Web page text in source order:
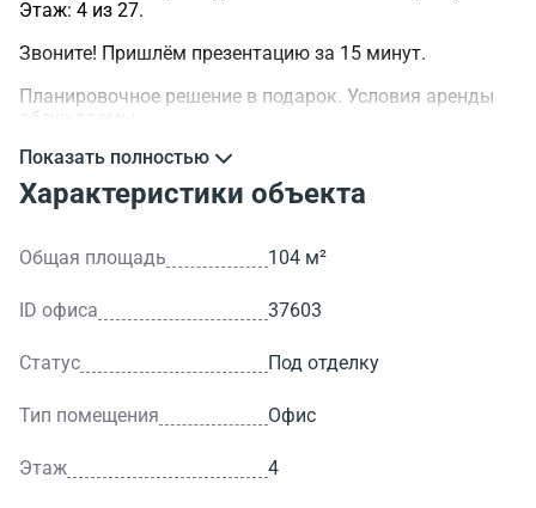
Этаж: 4 из 27.
Звоните! Пришлём презентацию за 15 минут.
Планировочное решение в подарок. Условия аренды
обсуждаемы.
>ID объекта - 37603.
Показать полностью
Характеристики объекта
Общая площадь 104 м²
ID офиса 37603
Статус Под отделку
Тип помещения Офис
Этаж 4